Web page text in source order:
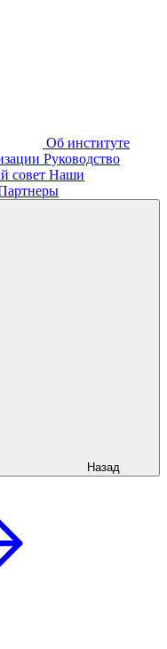
Об институте
Руководство
совет Наши
Назад